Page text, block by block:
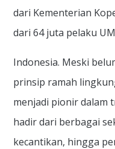
dari Kementerian
dari 64 juta pelaku
Indonesia. Meski
prinsip ramah
menjadi pionir dalam
hadir dari berbagai
kecantikan, hingga